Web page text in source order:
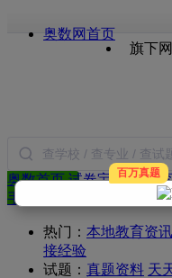
奥数网首页
旗下
奥数首页 试卷宝 百万真题
本地教育
手册
作文
热门： 本地教育资讯
接经验
试题： 真题资料 天